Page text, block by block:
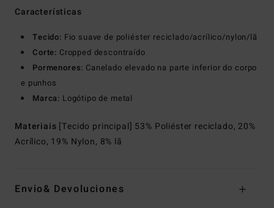
Características
Tecido: Fio suave de poliéster reciclado/acrílico/nylon/lã
Corte: Cropped descontraído
Pormenores: Canelado elevado na parte inferior do corpo
e punhos
Marca: Logótipo de metal
Materiais [Tecido principal] 53% Poliéster reciclado, 20%
Acrílico, 19% Nylon, 8% lã
Envio& Devoluciones